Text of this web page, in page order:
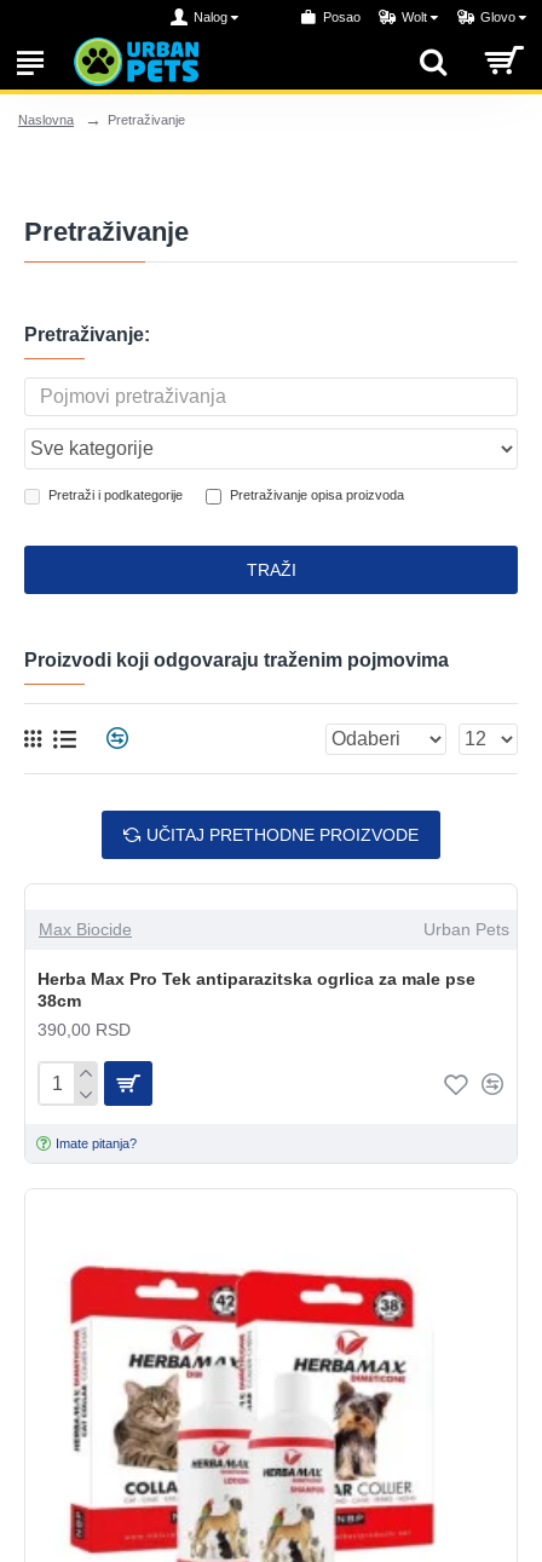
Nalog Posao Wolt Glovo
Naslovna Pretraživanje
Pretraživanje
Pretraživanje:
Pretraži i podkategorije Pretraživanje opisa proizvoda
TRAŽI
Proizvodi koji odgovaraju traženim pojmovima
UČITAJ PRETHODNE PROIZVODE
Max Biocide Urban Pets
Herba Max Pro Tek antiparazitska ogrlica za male pse
38cm
390,00 RSD
Imate pitanja?